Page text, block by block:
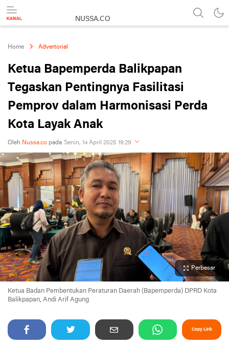
NUSSA.CO
Home Advertorial
Ketua Bapemperda Balikpapan
Tegaskan Pentingnya Fasilitasi
Pemprov dalam Harmonisasi Perda
Kota Layak Anak
Oleh Nussa.co pada Senin, 14 April 2025 19:29
Perbesar
Ketua Badan Pembentukan Peraturan Daerah (Bapemperda) DPRD Kota
Balikpapan, Andi Arif Agung
Copy Link